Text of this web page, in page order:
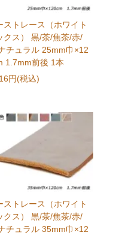
ストレース（ホワイト
クス） 黒/茶/焦茶/赤/
チュラル 25mm巾×12
1.7mm前後 1本
円(税込)
ストレース（ホワイト
クス） 黒/茶/焦茶/赤/
チュラル 35mm巾×12